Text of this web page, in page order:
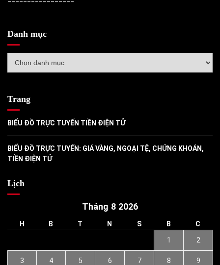
Danh mục
mục
Trang
BIỂU ĐỒ TRỰC TUYẾN TIỀN ĐIỆN TỬ
BIỂU ĐỒ TRỰC TUYẾN: GIÁ VÀNG, NGOẠI TỆ, CHỨNG KHOÁN,
TIỀN ĐIỆN TỬ
Lịch
Tháng 8 2026
H B T N S B C
1 2
3 4 5 6 7 8 9